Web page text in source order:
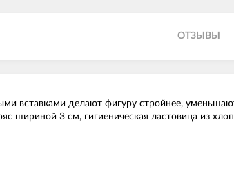
ОТЗЫВЫ
вставками делают фигуру стройнее,
шириной 3 см, гигиеническая ластовица из